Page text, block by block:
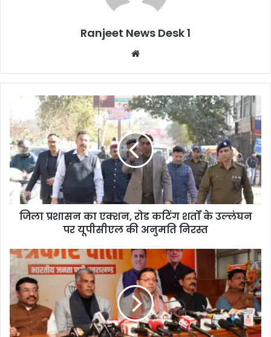
Ranjeet News Desk 1
te
जिला प्रशासन का एक्शन, रोड कटिंग शर्तों के उल्लंघन
पर यूपीसीएल की अनुमति निरस्त